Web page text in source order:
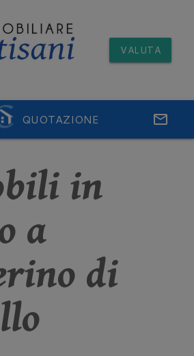
VALUTA
QUOTAZIONE email
in
a
di